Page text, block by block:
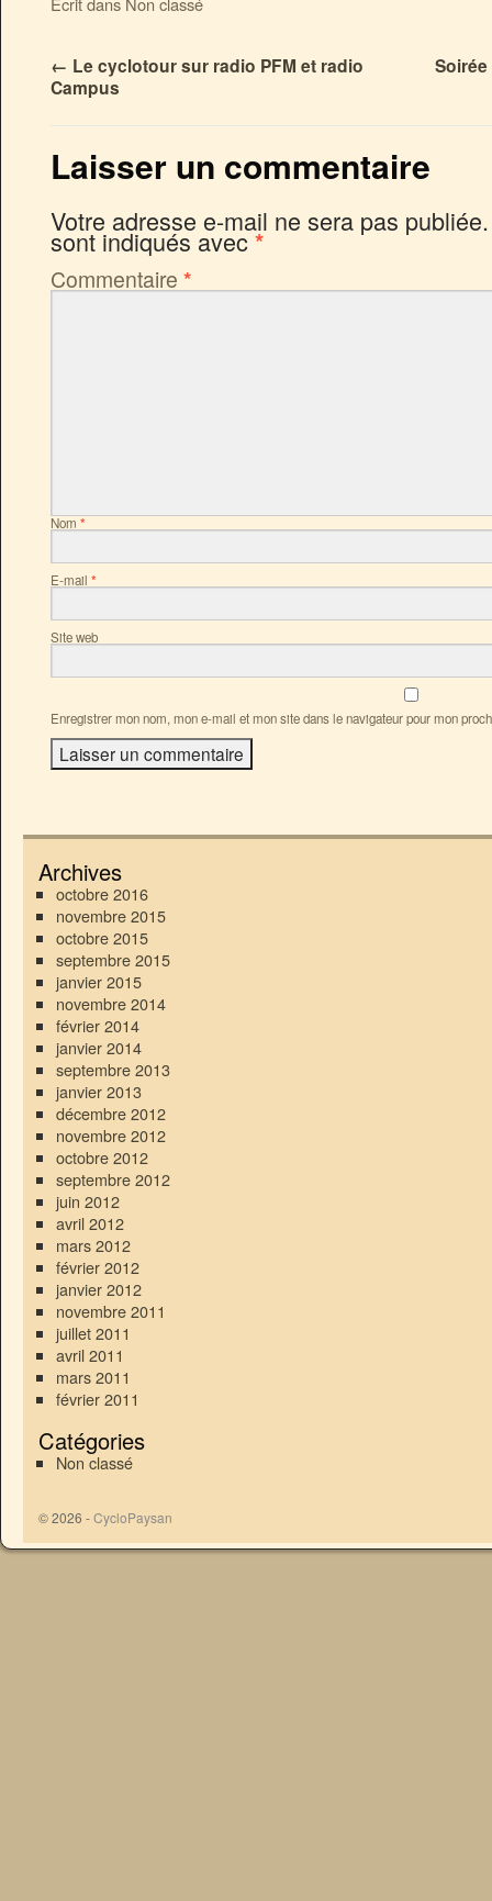
← Le cyclotour sur radio PFM et radio
Campus
Laisser un commentaire
Votre adresse e-mail ne sera pas publiée.
sont indiqués avec*
Commentaire *
Nom *
E-mail *
Site web
Enregistrer mon nom, mon e-mail et mon site dans le navigateur pour mon
Archives
octobre 2016
novembre 2015
octobre 2015
septembre 2015
janvier 2015
novembre 2014
février 2014
janvier 2014
septembre 2013
janvier 2013
décembre 2012
novembre 2012
octobre 2012
septembre 2012
juin 2012
avril 2012
mars 2012
février 2012
janvier 2012
novembre 2011
juillet 2011
avril 2011
mars 2011
février 2011
Catégories
Non classé
© 2026 -CycloPaysan